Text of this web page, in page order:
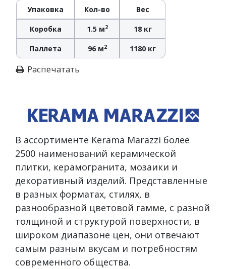
Упаковка Кол-во Вес
Коробка 1.5 м2 18 кг
Паллета 96 м2 1180 кг
Распечатать
В ассортименте Kerama Marazzi более
2500 наименований керамической
плитки, керамогранита, мозаики и
декоративный изделий. Представленные
в разных форматах, стилях, в
разнообразной цветовой гамме, с разной
толщиной и структурой поверхности, в
широком диапазоне цен, они отвечают
самым разным вкусам и потребностям
современного общества.